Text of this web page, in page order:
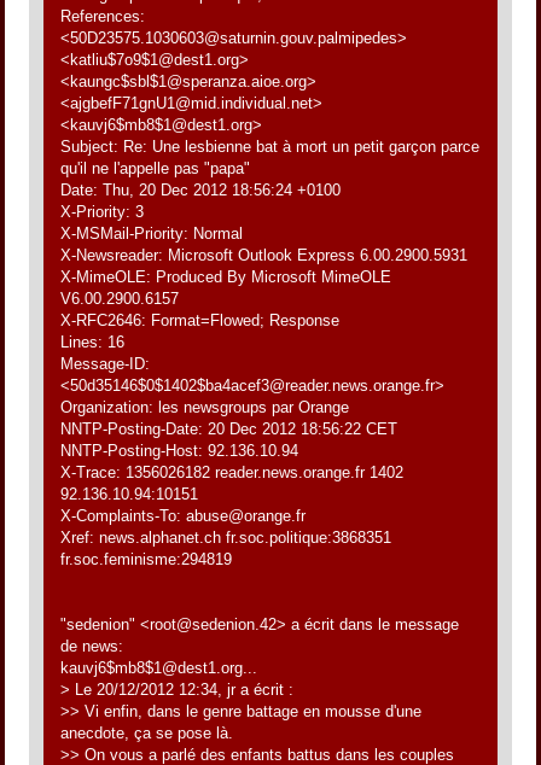
References:
<50D23575.1030603@saturnin.gouv.palmipedes>
<katliu$7o9$1@dest1.org>
<kaungc$sbl$1@speranza.aioe.org>
<ajgbefF71gnU1@mid.individual.net>
<kauvj6$mb8$1@dest1.org>
Subject: Re: Une lesbienne bat à mort un petit garçon parce
qu'il ne l'appelle pas "papa"
Date: Thu, 20 Dec 2012 18:56:24 +0100
X-Priority: 3
X-MSMail-Priority: Normal
X-Newsreader: Microsoft Outlook Express 6.00.2900.5931
X-MimeOLE: Produced By Microsoft MimeOLE
V6.00.2900.6157
X-RFC2646: Format=Flowed; Response
Lines: 16
Message-ID:
<50d35146$0$1402$ba4acef3@reader.news.orange.fr>
Organization: les newsgroups par Orange
NNTP-Posting-Date: 20 Dec 2012 18:56:22 CET
NNTP-Posting-Host: 92.136.10.94
X-Trace: 1356026182 reader.news.orange.fr 1402
92.136.10.94:10151
X-Complaints-To: abuse@orange.fr
Xref: news.alphanet.ch fr.soc.politique:3868351
fr.soc.feminisme:294819
"sedenion" <root@sedenion.42> a écrit dans le message
de news:
kauvj6$mb8$1@dest1.org...
> Le 20/12/2012 12:34, jr a écrit :
>> Vi enfin, dans le genre battage en mousse d'une
anecdote, ça se pose là.
>> On vous a parlé des enfants battus dans les couples